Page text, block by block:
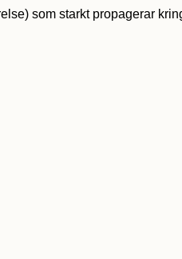
som starkt propagerar